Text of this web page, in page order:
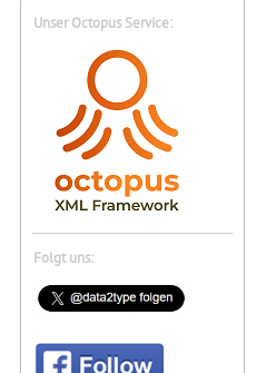
Unser Octopus Service:
Folgt uns: